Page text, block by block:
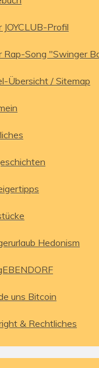
JOYCLUB-Profil
Rap-Song "Swinger
Übersicht / Sitemap
Hedonism
uns Bitcoin
& Rechtliches